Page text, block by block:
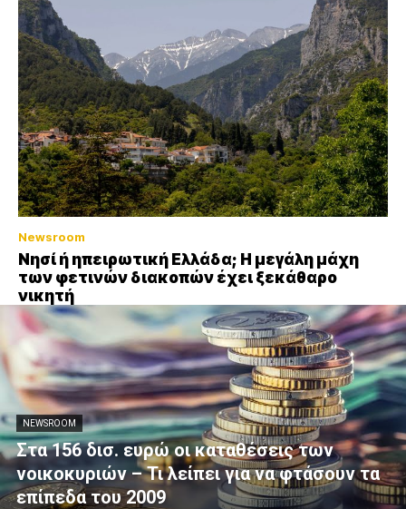
Newsroom
Νησί ή ηπειρωτική Ελλάδα; Η μεγάλη μάχη
των φετινών διακοπών έχει ξεκάθαρο
νικητή
NEWSROOM
Στα 156 δισ. ευρώ οι καταθέσεις των
νοικοκυριών – Τι λείπει για να φτάσουν τα
επίπεδα του 2009